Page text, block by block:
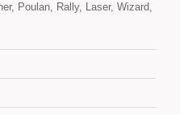
Poulan, Rally, Laser, Wizard,